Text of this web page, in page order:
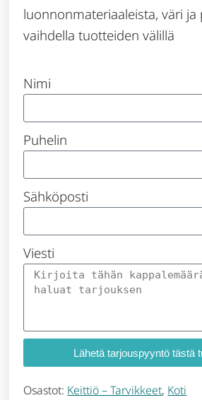
luonnonmateriaaleista, väri ja
vaihdella tuotteiden välillä
Nimi
Puhelin
Sähköposti
Viesti
Lähetä tarjouspyyntö tästä
Osastot: Keittiö – Tarvikkeet, Koti